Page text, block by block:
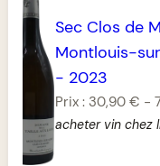
Sec Clos de
Montlouis-
- 2023
Prix : 30,90 € -
acheter vin chez